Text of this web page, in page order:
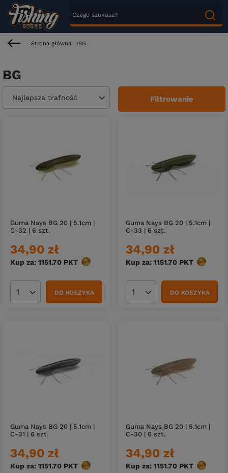
Strona główna BG
BG
Zmień sortowanie
Najlepsza trafność Filtrowanie
Guma Nays BG 20 | 5.1cm |
C-32 | 6 szt.
34,90 zł
Kup za: 1151.70 PKT punktów
Ilość produktówDO KOSZYKA
Guma Nays BG 20 | 5.1cm |
C-33 | 6 szt.
34,90 zł
Kup za: 1151.70 PKT punktów
Ilość produktówDO KOSZYKA
Guma Nays BG 20 | 5.1cm |
C-31 | 6 szt.
34,90 zł
Kup za: 1151.70 PKT punktów
Guma Nays BG 20 | 5.1cm |
C-30 | 6 szt.
34,90 zł
Kup za: 1151.70 PKT punktów